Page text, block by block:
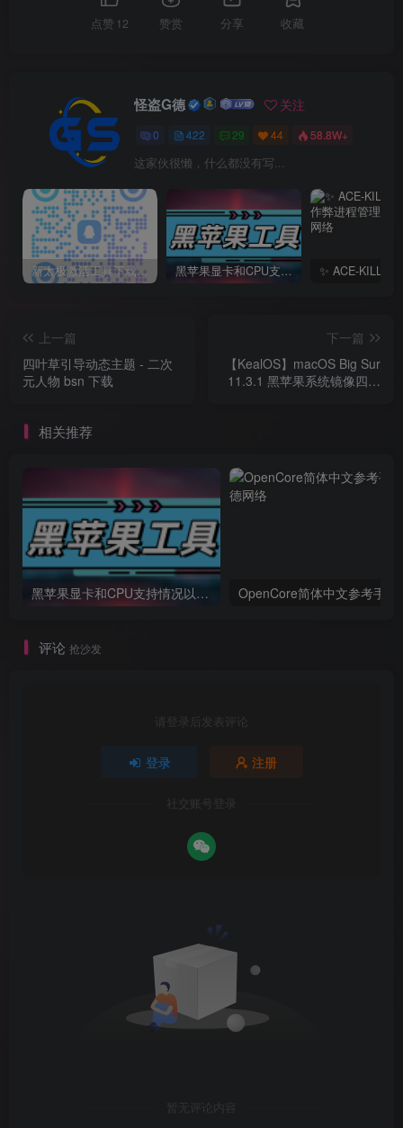
点赞 12 赞赏 分享 收藏
怪盗G德 关注
0 422 29 44 58.8W+
这家伙很懒，什么都没有写...
新太极激活工具下载/教程/充值/开户(QQ交流群号749113977) 黑苹果显卡和CPU支持情况以及购买硬件防踩坑指南
上一篇
四叶草引导动态主题 - 二次
元人物 bsn 下载
下一篇
【KealOS】macOS Big Sur
11.3.1 黑苹果系统镜像四叶
相关推荐
黑苹果显卡和CPU支持情况以及购买硬件防踩坑指南 OpenCore简体中文参考手册
评论 抢沙发
请登录后发表评论
登录 注册
社交账号登录
暂无评论内容